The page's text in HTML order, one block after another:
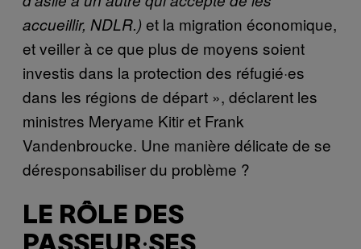
accueillir, NDLR.) et la migration économique,
et veiller à ce que plus de moyens soient
investis dans la protection des réfugié·es
dans les régions de départ », déclarent les
ministres Meryame Kitir et Frank
Vandenbroucke. Une manière délicate de se
déresponsabiliser du problème ?
LE RÔLE DES